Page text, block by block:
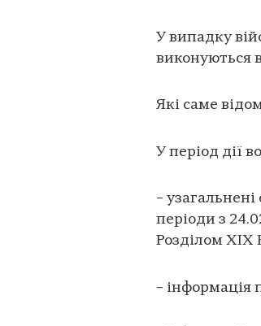
У випадку
виконуються
Які саме
У період дії
–
періоди з
Розділом XIX
– інформація